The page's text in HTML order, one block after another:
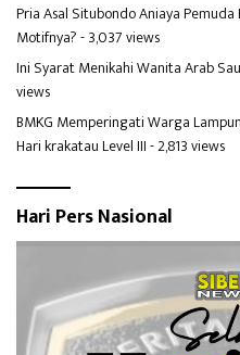
Pria Asal Situbondo Aniaya
Motifnya?- 3,037 views
Ini Syarat Menikahi Wanita Arab
views
BMKG Memperingati Warga
Hari krakatau Level III- 2,813 views
Hari Pers Nasional